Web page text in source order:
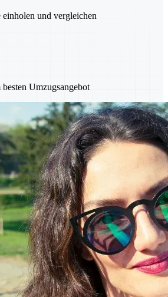
und vergleichen
Umzugsangebot